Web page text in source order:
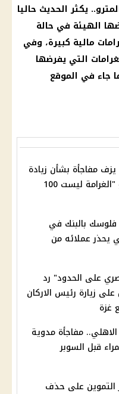
.. يكثر الحديث حاليا
الهيئة في حالة
مالية كبيرة، وفي
التي يفرضها
جاء في الموقع
يزف مفاجأة بشأن زيادة
غرامة تذكرة المترو "الغرامة ليست 100
بالبنك في
يحذر عملائه من
على الحدود" رد
على زيارة رئيس الاركان
غزة
مفاجأة مدوية
قبل السوبر
التموين على حذف